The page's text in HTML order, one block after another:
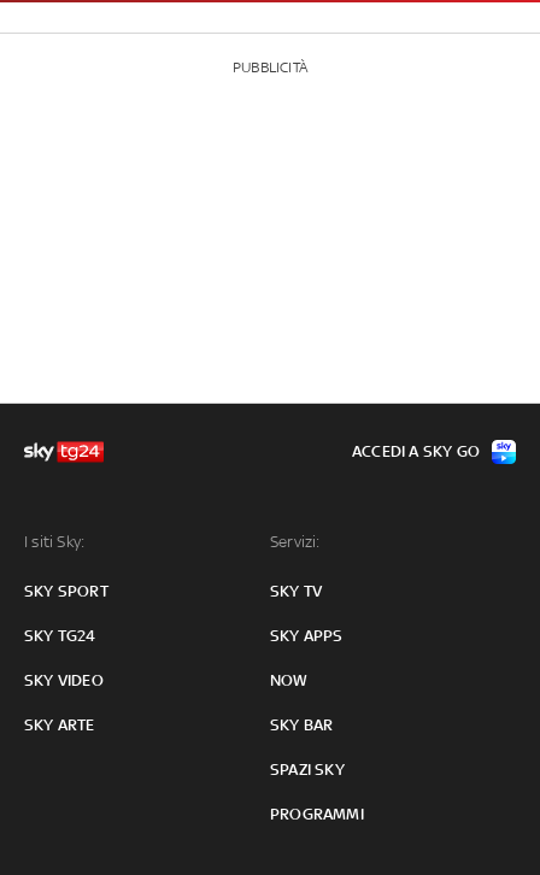
PUBBLICITÀ
I siti Sky:
SKY SPORT
SKY TG24
SKY VIDEO
SKY ARTE
Servizi:
SKY TV
SKY APPS
NOW
SKY BAR
SPAZI SKY
PROGRAMMI
ACCEDI A SKY GO